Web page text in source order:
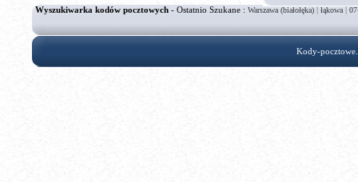
Wyszukiwarka kodów pocztowych - Ostatnio Szukane : Warszawa (białołęka)|łąkowa|
Kody-